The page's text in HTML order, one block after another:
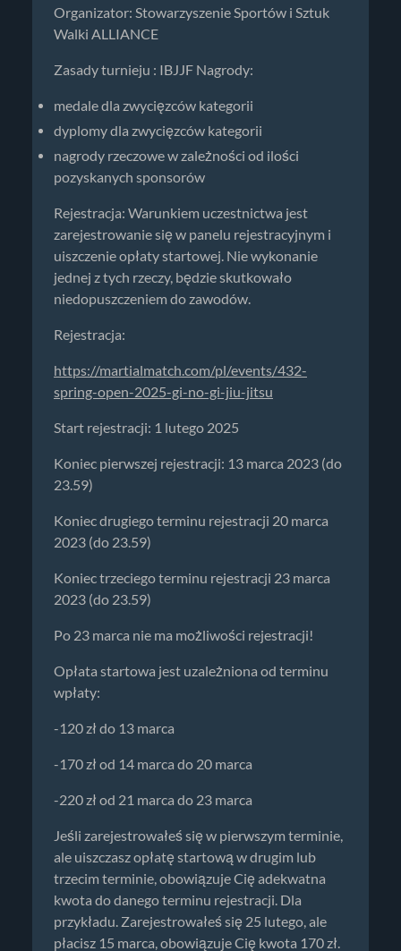
Organizator: Stowarzyszenie Sportów i Sztuk
Walki ALLIANCE
Zasady turnieju : IBJJF Nagrody:
medale dla zwycięzców kategorii
dyplomy dla zwycięzców kategorii
nagrody rzeczowe w zależności od ilości
pozyskanych sponsorów
Rejestracja: Warunkiem uczestnictwa jest
zarejestrowanie się w panelu rejestracyjnym i
uiszczenie opłaty startowej. Nie wykonanie
jednej z tych rzeczy, będzie skutkowało
niedopuszczeniem do zawodów.
Rejestracja:
https://martialmatch.com/pl/events/432-
spring-open-2025-gi-no-gi-jiu-jitsu
Start rejestracji: 1 lutego 2025
Koniec pierwszej rejestracji: 13 marca 2023 (do
23.59)
Koniec drugiego terminu rejestracji 20 marca
2023 (do 23.59)
Koniec trzeciego terminu rejestracji 23 marca
2023 (do 23.59)
Po 23 marca nie ma możliwości rejestracji!
Opłata startowa jest uzależniona od terminu
wpłaty:
-120 zł do 13 marca
-170 zł od 14 marca do 20 marca
-220 zł od 21 marca do 23 marca
Jeśli zarejestrowałeś się w pierwszym terminie,
ale uiszczasz opłatę startową w drugim lub
trzecim terminie, obowiązuje Cię adekwatna
kwota do danego terminu rejestracji. Dla
przykładu. Zarejestrowałeś się 25 lutego, ale
płacisz 15 marca, obowiązuje Cię kwota 170 zł.